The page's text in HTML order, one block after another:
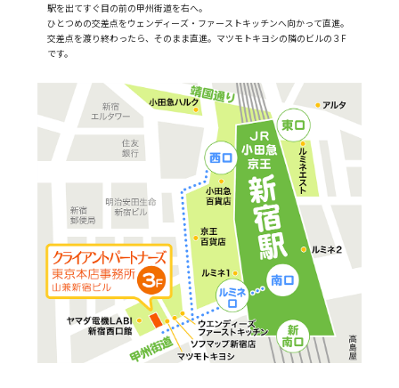
駅を出てすぐ目の前の甲州街道を右へ。
ひとつめの交差点をウェンディーズ・ファーストキッチンへ向かって直進。
交差点を渡り終わったら、そのまま直進。マツモトキヨシの隣のビルの３F
です。